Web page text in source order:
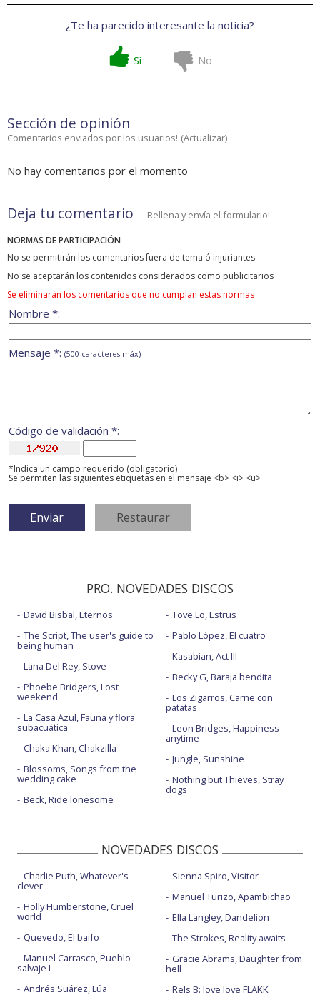
¿Te ha parecido interesante la noticia?
Si No
Sección de opinión
Comentarios enviados por los usuarios! (Actualizar)
No hay comentarios por el momento
Deja tu comentario Rellena y envía el formulario!
NORMAS DE PARTICIPACIÓN
No se permitirán los comentarios fuera de tema ó injuriantes
No se aceptarán los contenidos considerados como publicitarios
Se eliminarán los comentarios que no cumplan estas normas
Nombre *:
Mensaje *: (500 caracteres máx)
Código de validación *:
*Indica un campo requerido (obligatorio)
Se permiten las siguientes etiquetas en el mensaje <b> <i> <u>
PRO. NOVEDADES DISCOS
David Bisbal, Eternos
The Script, The user's guide to
being human
Lana Del Rey, Stove
Phoebe Bridgers, Lost
weekend
La Casa Azul, Fauna y flora
subacuática
Chaka Khan, Chakzilla
Blossoms, Songs from the
wedding cake
Beck, Ride lonesome
Tove Lo, Estrus
Pablo López, El cuatro
Kasabian, Act III
Becky G, Baraja bendita
Los Zigarros, Carne con
patatas
Leon Bridges, Happiness
anytime
Jungle, Sunshine
Nothing but Thieves, Stray
dogs
NOVEDADES DISCOS
Charlie Puth, Whatever's
clever
Holly Humberstone, Cruel
world
Quevedo, El baifo
Manuel Carrasco, Pueblo
salvaje I
Andrés Suárez, Lúa
Sienna Spiro, Visitor
Manuel Turizo, Apambichao
Ella Langley, Dandelion
The Strokes, Reality awaits
Gracie Abrams, Daughter from
hell
Rels B: love love FLAKK